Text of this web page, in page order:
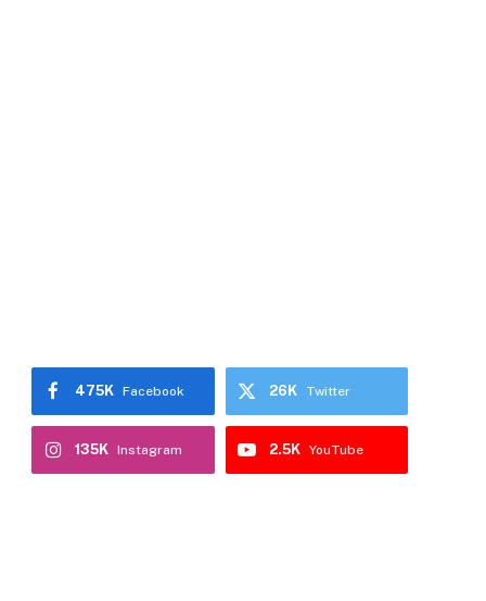
Facebook
475K Twitter
26K
Instagram
135K YouTube
2.5K